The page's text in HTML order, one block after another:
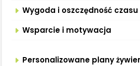
Wygoda i oszczędność czasu
Wsparcie i motywacja
Personalizowane plany